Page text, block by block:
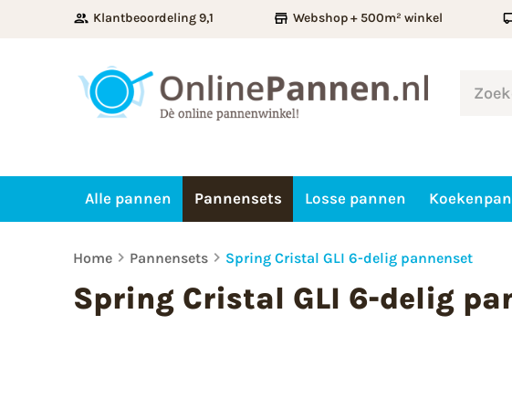
Klantbeoordeling 9,1 Webshop + 500m² winkel
Alle pannen Pannensets Losse pannen
Home Pannensets Spring Cristal GLI 6-delig pannenset
Spring Cristal GLI 6-delig